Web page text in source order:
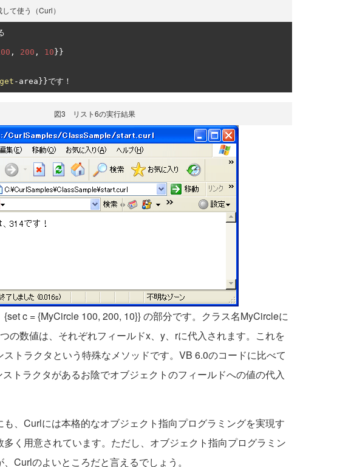
て使う（Curl）
, 200 , 10 }}
get - area }}です！
図3 リスト6の実行結果
c = {MyCircle 100, 200, 10}} の部分です。クラス名MyCircleに
の数値は、それぞれフィールドx、y、rに代入されます。これを
トラクタという特殊なメソッドです。VB 6.0のコードに比べて
トラクタがあるお陰でオブジェクトのフィールドへの値の代入
、Curlには本格的なオブジェクト指向プログラミングを実現す
多く用意されています。ただし、オブジェクト指向プログラミン
Curlのよいところだと言えるでしょう。